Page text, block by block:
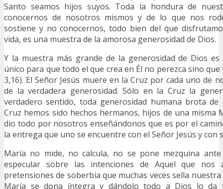
Santo seamos hijos suyos. Toda la hondura de
conocernos de nosotros mismos y de lo que nos
sostiene y no conocernos, todo bien del que
vida, es una muestra de la amorosa generosidad de Dios.
Y la muestra más grande de la generosidad de Dios
único para que todo el que crea en Él no perezca sino
3,16). El Señor Jesús muere en la Cruz por cada uno de
de la verdadera generosidad. Sólo en la Cruz la
verdadero sentido, toda generosidad humana brota
Cruz hemos sido hechos hermanos, hijos de una misma
dio todo por nosotros enseñándonos que es por el
la entrega que uno se encuentre con el Señor Jesús y con
María no mide, no calcula, no se pone mezquina
especular sobre las intenciones de Aquel que nos
pretensiones de soberbia que muchas veces sella
María se dona íntegra y dándolo todo a Dios lo da